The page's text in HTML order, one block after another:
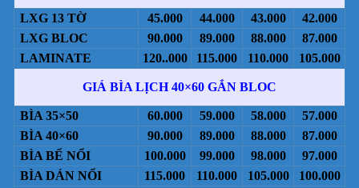
LXG 13 TỜ 45.000 44.000 43.000
42.000
LXG BLOC
90.000 89.000 88.000
87.000
LAMINATE
120..000 115.000 110.000 105.000
GIÁ BÌA LỊCH 40×60 GẮN BLOC
BÌA 35×50 60.000 59.000 58.000
57.000
BÌA 40×60
90.000 89.000 88.000
87.000
BÌA BẾ NỔI
100.000 99.000 98.000
97.000
BÌA DÁN NỔI
115.000 110.000 105.000
100.000